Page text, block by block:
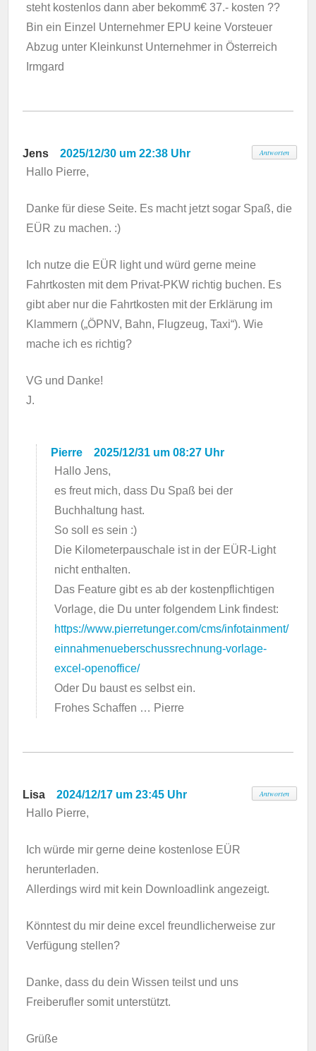
steht kostenlos dann aber bekomm€ 37.- kosten ??
Bin ein Einzel Unternehmer EPU keine Vorsteuer
Abzug unter Kleinkunst Unternehmer in Österreich
Irmgard
Jens
2025/12/30 um 22:38 Uhr
Hallo Pierre,
Danke für diese Seite. Es macht jetzt sogar Spaß, die
EÜR zu machen. :)
Ich nutze die EÜR light und würd gerne meine
Fahrtkosten mit dem Privat-PKW richtig buchen. Es
gibt aber nur die Fahrtkosten mit der Erklärung im
Klammern („ÖPNV, Bahn, Flugzeug, Taxi“). Wie
mache ich es richtig?
VG und Danke!
J.
Antworten
Pierre
2025/12/31 um 08:27 Uhr
Hallo Jens,
es freut mich, dass Du Spaß bei der
Buchhaltung hast.
So soll es sein :)
Die Kilometerpauschale ist in der EÜR-Light
nicht enthalten.
Das Feature gibt es ab der kostenpflichtigen
Vorlage, die Du unter folgendem Link findest:
https://www.pierretunger.com/cms/infotainment/
einnahmenueberschussrechnung-vorlage-
excel-openoffice/
Oder Du baust es selbst ein.
Frohes Schaffen … Pierre
Lisa
2024/12/17 um 23:45 Uhr
Hallo Pierre,
Ich würde mir gerne deine kostenlose EÜR
herunterladen.
Allerdings wird mit kein Downloadlink angezeigt.
Könntest du mir deine excel freundlicherweise zur
Verfügung stellen?
Danke, dass du dein Wissen teilst und uns
Freiberufler somit unterstützt.
Grüße
Antworten